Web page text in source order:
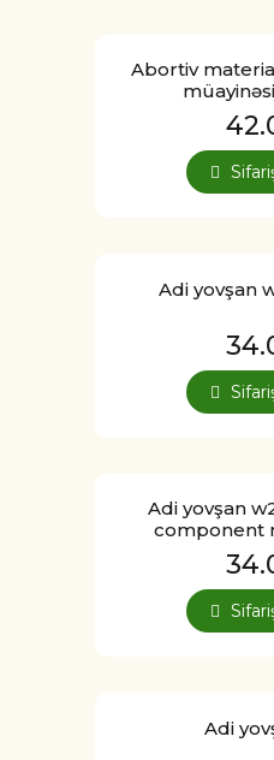
Abortiv
Adi yovşan
Adi yovşan
component
Adi